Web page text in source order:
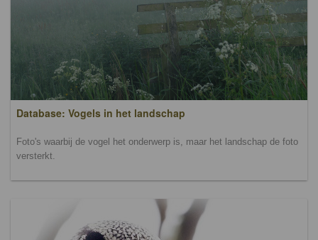
Database: Vogels in het landschap
Foto's waarbij de vogel het onderwerp is, maar het landschap de foto
versterkt.